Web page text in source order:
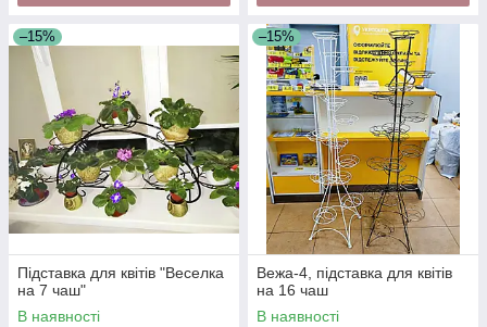
–15%
Підставка для квітів "Веселка
на 7 чаш"
В наявності
–15%
Вежа-4, підставка для квітів
на 16 чаш
В наявності